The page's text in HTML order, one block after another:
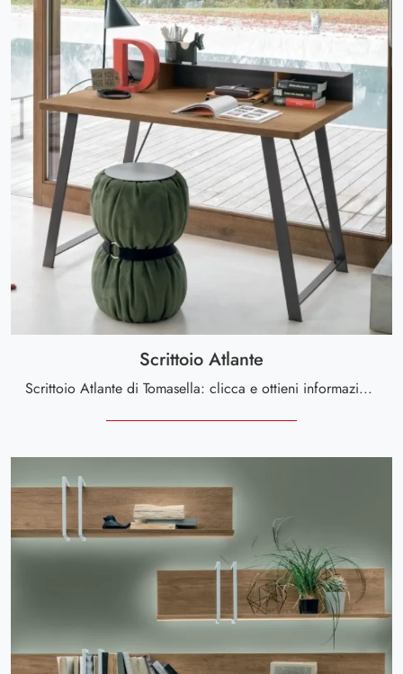
Scrittoio Atlante
Scrittoio Atlante di Tomasella: clicca e ottieni informazioni sui Complementi e scrittoi moderni in melaminico del noto e rinomato marchio!